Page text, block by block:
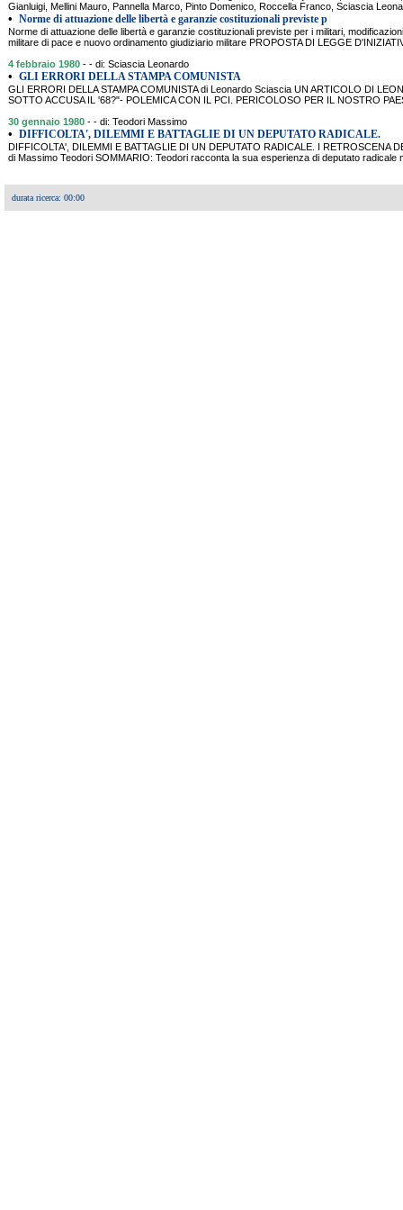
Gianluigi, Mellini Mauro, Pannella Marco, Pinto Domenico, Roccella Franco, Sciascia
• Norme di attuazione delle libertà e garanzie costituzionali previste p
Norme di attuazione delle libertà e garanzie costituzionali previste per i militari,
militare di pace e nuovo ordinamento giudiziario militare PROPOSTA DI LEGGE
4 febbraio 1980 - - di: Sciascia Leonardo
• GLI ERRORI DELLA STAMPA COMUNISTA
GLI ERRORI DELLA STAMPA COMUNISTA di Leonardo Sciascia UN ARTICOLO DI
SOTTO ACCUSA IL '68?"- POLEMICA CON IL PCI. PERICOLOSO PER IL NOSTRO
30 gennaio 1980 - - di: Teodori Massimo
• DIFFICOLTA', DILEMMI E BATTAGLIE DI UN DEPUTATO RADICALE.
DIFFICOLTA', DILEMMI E BATTAGLIE DI UN DEPUTATO RADICALE. I RETROSCENA
di Massimo Teodori SOMMARIO: Teodori racconta la sua esperienza di deputato radicale
durata ricerca: 00:00